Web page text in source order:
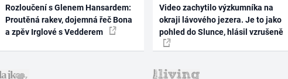
Rozloučení s Glenem Hansardem:
Proutěná rakev, dojemná řeč Bona
a zpěv Irglové s Vedderem
Video zachytilo výzkumníka na
okraji lávového jezera. Je to jako
pohled do Slunce, hlásil vzrušeně